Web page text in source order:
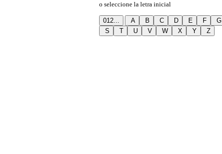
o seleccione la letra inicial